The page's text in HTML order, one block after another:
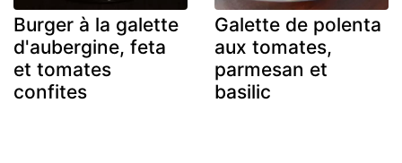
Burger à la galette
d'aubergine, feta
et tomates
confites
Galette de polenta
aux tomates,
parmesan et
basilic